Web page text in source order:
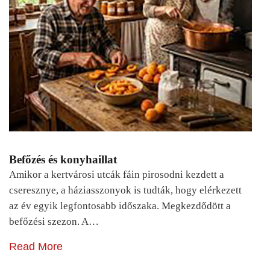
Befőzés és konyhaillat
Amikor a kertvárosi utcák fáin pirosodni kezdett a
cseresznye, a háziasszonyok is tudták, hogy elérkezett
az év egyik legfontosabb időszaka. Megkezdődött a
befőzési szezon. A…
Read More